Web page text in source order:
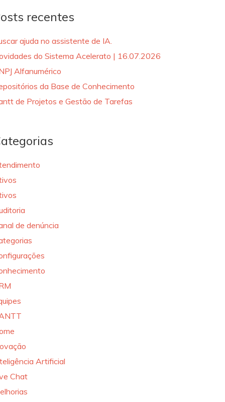
recentes
ajuda no assistente de IA.
do Sistema Acelerato | 16.07.2026
Alfanumérico
da Base de Conhecimento
de Projetos e Gestão de Tarefas
de denúncia
Artificial
Chat